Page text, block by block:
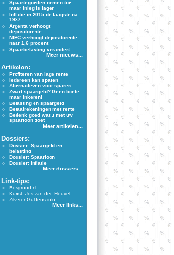
Spaartegoeden nemen toe
maar inleg is lager
Inflatie in 2015 de laagste na
1987
Argenta verhoogt
depositorente
NIBC verhoogt depositorente
naar 1,6 procent
Spaarbelasting verandert
Meer nieuws...
Artikelen:
Profiteren van lage rente
Iedereen kan sparen
Alternatieven voor sparen
Zwart spaargeld? Geen boete
maar inkeren!
Belasting en spaargeld
Betaalrekeningen met rente
Bedenk goed wat u met uw
spaarloon doet
Meer artikelen...
Dossiers:
Dossier: Spaargeld en
belasting
Dossier: Spaarloon
Dossier: Inflatie
Meer dossiers...
Link-tips:
Bosgrond.nl
Kunst: Jos van den Heuvel
ZilverenGuldens.info
Meer links...